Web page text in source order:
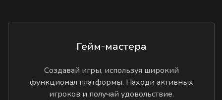
Гейм-мастера
Создавай игры, используя широкий
функционал платформы. Находи активных
игроков и получай удовольствие.